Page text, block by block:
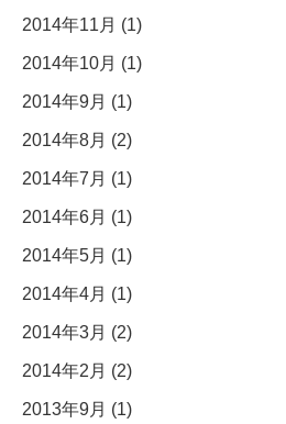
2014年11月 (1)
2014年10月 (1)
2014年9月 (1)
2014年8月 (2)
2014年7月 (1)
2014年6月 (1)
2014年5月 (1)
2014年4月 (1)
2014年3月 (2)
2014年2月 (2)
2013年9月 (1)